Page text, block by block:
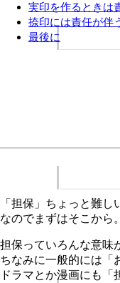
実印を作るときは
捺印には責任が伴
最後に
「担保」ちょっと難し
なのでまずはそこから。
担保っていろんな意味
ちなみに一般的には「
ドラマとか漫画にも「